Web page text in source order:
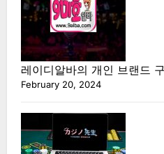
레이디알바의 개인 브랜드
February 20, 2024